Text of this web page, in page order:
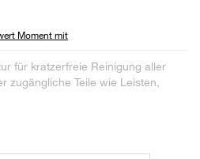
Moment mit
für kratzerfreie Reinigung aller
zugängliche Teile wie Leisten,